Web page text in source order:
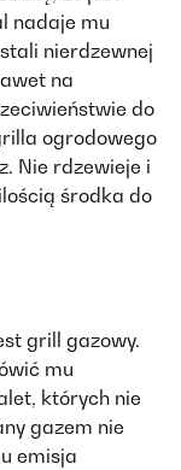
nadaje mu
nierdzewnej
na
do
ogrodowego
Nie rdzewieje i
środka do
grill gazowy.
mu
których nie
gazem nie
emisja